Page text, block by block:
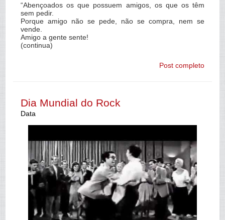
“Abençoados os que possuem amigos, os que os têm
sem pedir.
Porque amigo não se pede, não se compra, nem se
vende.
Amigo a gente sente!
(continua)
Post completo
Dia Mundial do Rock
Data